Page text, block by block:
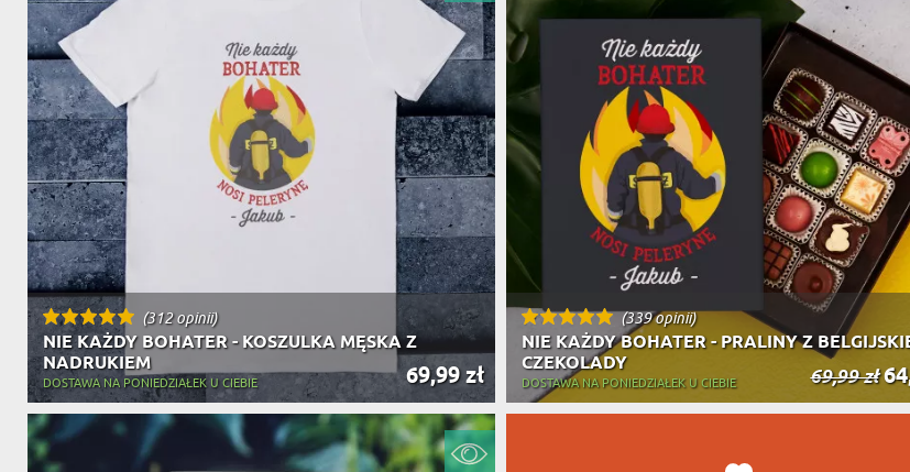
PREZENT DLA PREZENT DLAFIRM
PRODUKTY SPOŻYWCZE
CHARAKTER PREZENTU
SZKLANKI DO WHISKY
(312 opinii)
NIE KAŻDY BOHATER - KOSZULKA MĘSKA Z
NADRUKIEM
69,99 zł
DOSTAWA NA PONIEDZIAŁEK U CIEBIE
(339 opinii)
NIE KAŻDY BOHATER - PRALINY Z
CZEKOLADY
69,99 zł
DOSTAWA NA PONIEDZIAŁEK U CIEBIE